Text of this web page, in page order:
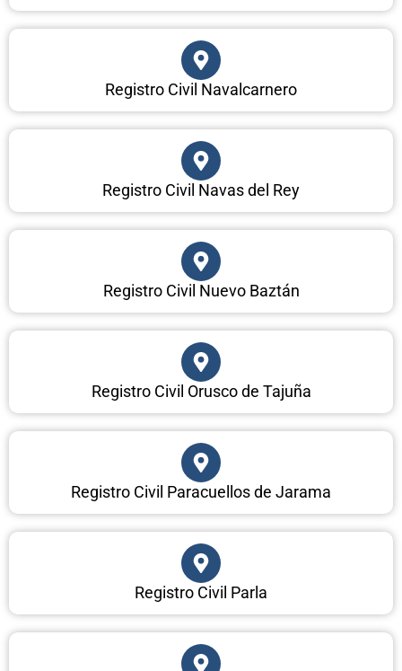
Registro Civil Navalcarnero
Registro Civil Navas del Rey
Registro Civil Nuevo Baztán
Registro Civil Orusco de Tajuña
Registro Civil Paracuellos de Jarama
Registro Civil Parla